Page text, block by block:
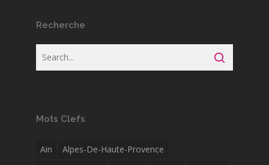
Recherche
Mots Clefs
Ain
Alpes-De-Haute-Provence